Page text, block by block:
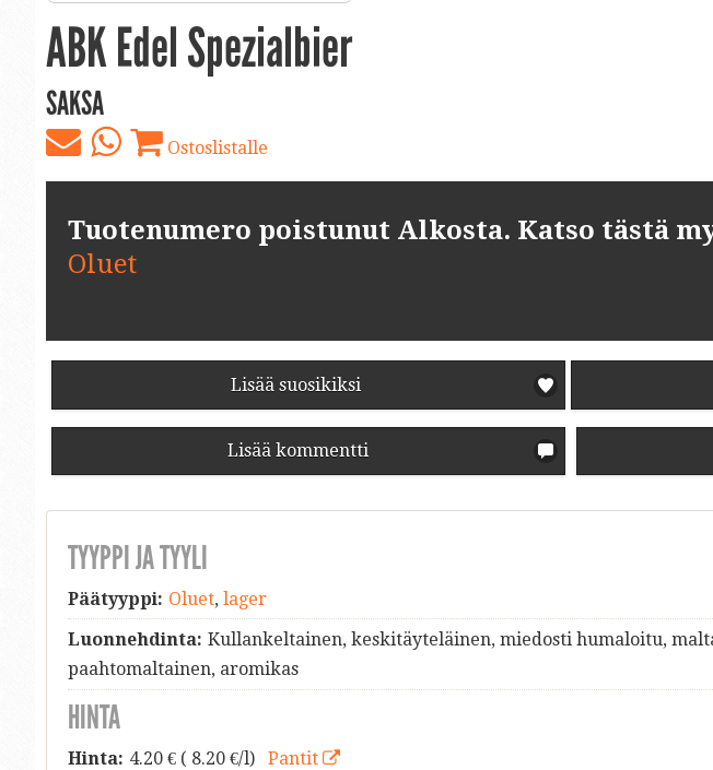
ABK Edel Spezialbier
SAKSA
Ostoslistalle
Tuotenumero poistunut Alkosta. Katso tästä
Oluet
Lisää suosikiksi
Lisää kommentti
TYYPPI JA TYYLI
Päätyyppi: Oluet, lager
Luonnehdinta: Kullankeltainen, keskitäyteläinen, miedosti humaloitu,
paahtomaltainen, aromikas
HINTA
Hinta: 4.20€ ( 8.20 €/l) Pantit